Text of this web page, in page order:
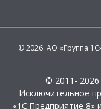
© 2026 АО «Группа
© 2011-
Исключительное
«1С:Предприятие 8»